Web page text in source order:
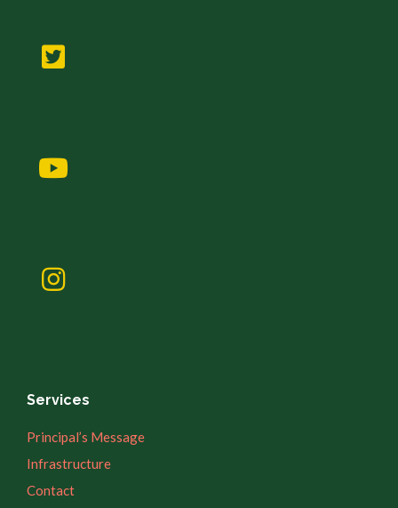
Services
Principal’s Message
Infrastructure
Contact